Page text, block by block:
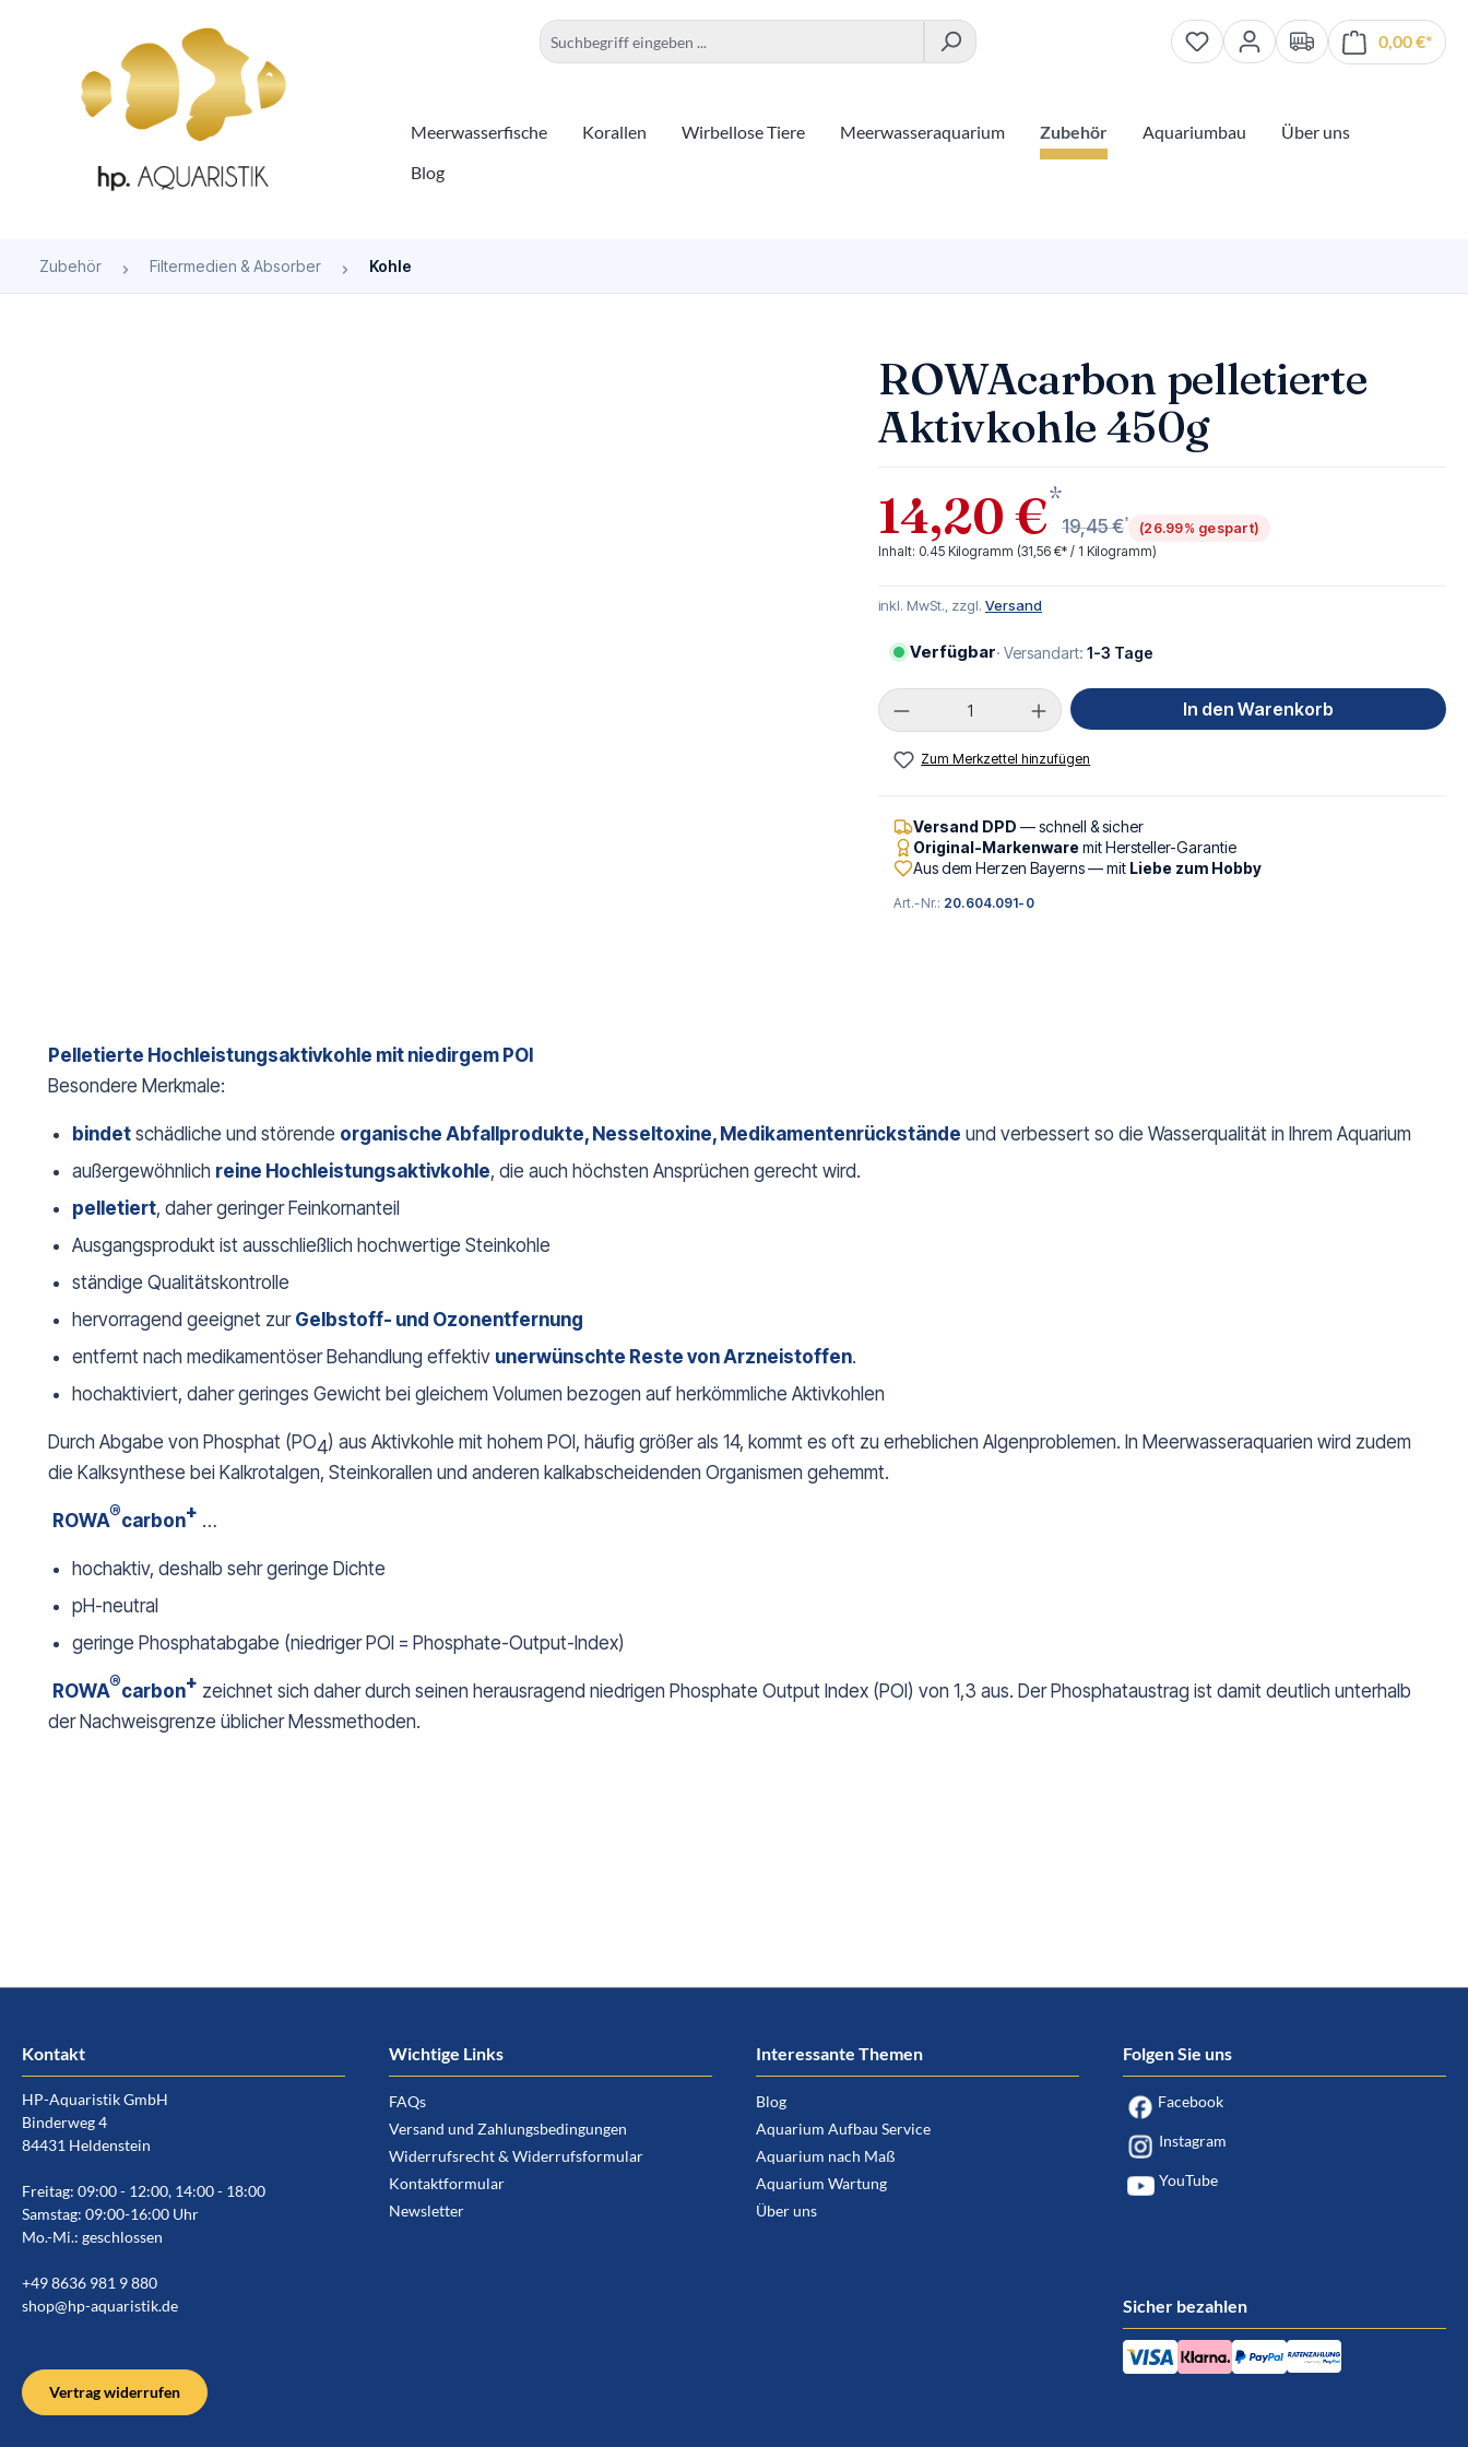
Zur Hauptnavigation springen
0,00 €*
Meerwasserfische Korallen Wirbellose Tiere Meerwasseraquarium Zubehör Aquariumbau
Über uns
Blog
Zubehör Filtermedien & Absorber Kohle
ROWAcarbon pelletierte
Aktivkohle 450g
14,20 €*
19,45 €*
(26.99% gespart)
Inhalt: 0.45 Kilogramm (31,56 €* / 1 Kilogramm)
inkl. MwSt., zzgl. Versand
Verfügbar· Versandart: 1-3 Tage
Produkt Anzahl: Gib den gewünschten Wert ein
In den Warenkorb
Zum Merkzettel hinzufügen
Versand DPD — schnell & sicher
Original-Markenwaremit Hersteller-Garantie
Aus dem Herzen Bayerns — mit Liebe zum Hobby
Art.-Nr.: 20.604.091-0
Pelletierte Hochleistungsaktivkohle mit niedirgem POI
Besondere Merkmale:
bindet schädliche und störende organische Abfallprodukte, Nesseltoxine, Medikamentenrückstände und verbessert so die Wasserqualität in Ihrem Aquarium
außergewöhnlich reine Hochleistungsaktivkohle, die auch höchsten Ansprüchen gerecht wird.
pelletiert, daher geringer Feinkornanteil
Ausgangsprodukt ist ausschließlich hochwertige Steinkohle
ständige Qualitätskontrolle
hervorragend geeignet zur Gelbstoff- und Ozonentfernung
entfernt nach medikamentöser Behandlung effektiv unerwünschte Reste von Arzneistoffen.
hochaktiviert, daher geringes Gewicht bei gleichem Volumen bezogen auf herkömmliche Aktivkohlen
Durch Abgabe von Phosphat (PO4) aus Aktivkohle mit hohem POI, häufig größer als 14, kommt es oft zu erheblichen Algenproblemen. In Meerwasseraquarien wird zudem
die Kalksynthese bei Kalkrotalgen, Steinkorallen und anderen kalkabscheidenden Organismen gehemmt.
ROWA®carbon+ …
hochaktiv, deshalb sehr geringe Dichte
pH-neutral
geringe Phosphatabgabe (niedriger POI = Phosphate-Output-Index)
ROWA®carbon+ zeichnet sich daher durch seinen herausragend niedrigen Phosphate Output Index (POI) von 1,3 aus. Der Phosphataustrag ist damit deutlich unterhalb
der Nachweisgrenze üblicher Messmethoden.
Kontakt
HP-Aquaristik GmbH
Binderweg 4
84431 Heldenstein
Freitag: 09:00 - 12:00, 14:00 - 18:00
Samstag: 09:00-16:00 Uhr
Mo.-Mi.: geschlossen
+49 8636 981 9 880
shop@hp-aquaristik.de
Vertrag widerrufen
Wichtige Links
FAQs
Versand und Zahlungsbedingungen
Widerrufsrecht & Widerrufsformular
Kontaktformular
Newsletter
Interessante Themen
Blog
Aquarium Aufbau Service
Aquarium nach Maß
Aquarium Wartung
Über uns
Folgen Sie uns
Facebook
Instagram
YouTube
Sicher bezahlen